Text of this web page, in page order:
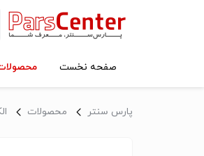
صفحه نخست
پارس سنتر محصولات